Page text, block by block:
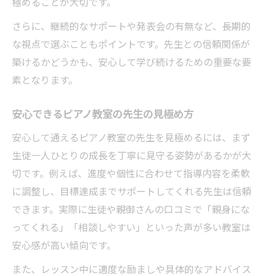
さらに、継続的なサポートや発表会の有無など、長期的
な視点で選ぶこともポイントです。先生との信頼関係が
築けるかどうかも、安心して学び続けるための重要な要
素となります。
安心できるピアノ教室の先生の見極め方
安心して通えるピアノ教室の先生を見極めるには、まず
生徒一人ひとりの成長を丁寧に見守る姿勢があるかが大
切です。例えば、進度や個性に合わせて指導内容を柔軟
に調整し、目標達成までサポートしてくれる先生は信頼
できます。実際に生徒や親御さんの口コミで「親身にな
ってくれる」「相談しやすい」といった声が多い教室は
安心感が高い傾向です。
また、レッスン中に適度な励ましや具体的なアドバイス